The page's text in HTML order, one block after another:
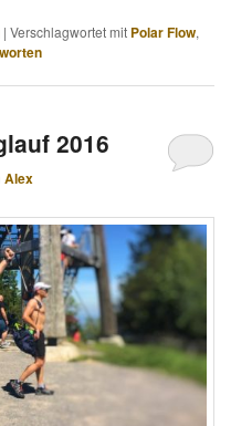
|Verschlagwortet mit Polar Flow,
2016
Alex